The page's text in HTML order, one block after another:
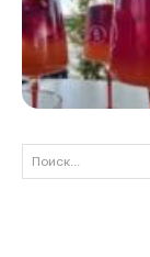
Поиск...